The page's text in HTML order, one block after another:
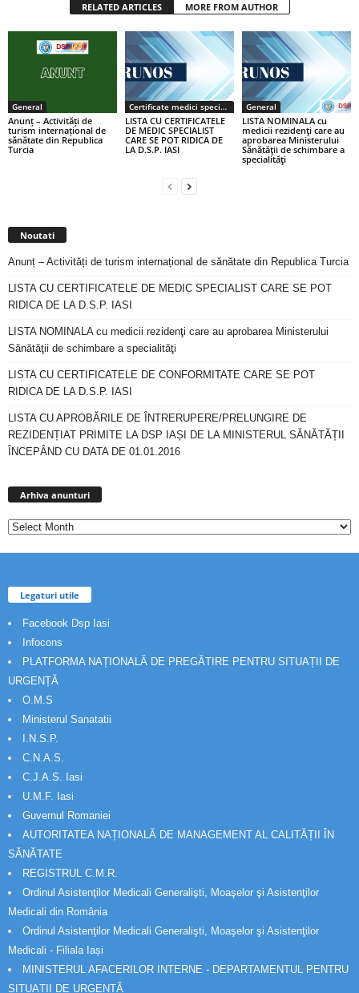
RELATED ARTICLES MORE FROM AUTHOR
General
Anunț – Activități de
turism internațional de
sănătate din Republica
Turcia
Certificate medici specialiști / primari
LISTA CU CERTIFICATELE
DE MEDIC SPECIALIST
CARE SE POT RIDICA DE
LA D.S.P. IASI
General
LISTA NOMINALA cu
medicii rezidenţi care au
aprobarea Ministerului
Sănătăţii de schimbare a
specialităţi
Noutati
Anunț – Activități de turism internațional de sănătate din Republica Turcia
LISTA CU CERTIFICATELE DE MEDIC SPECIALIST CARE SE POT
RIDICA DE LA D.S.P. IASI
LISTA NOMINALA cu medicii rezidenţi care au aprobarea Ministerului
Sănătăţii de schimbare a specialităţi
LISTA CU CERTIFICATELE DE CONFORMITATE CARE SE POT
RIDICA DE LA D.S.P. IASI
LISTA CU APROBĂRILE DE ÎNTRERUPERE/PRELUNGIRE DE
REZIDENȚIAT PRIMITE LA DSP IAȘI DE LA MINISTERUL SĂNĂTĂȚII
ÎNCEPÂND CU DATA DE 01.01.2016
Arhiva anunturi
Legaturi utile
Facebook Dsp Iasi
Infocons
PLATFORMA NAȚIONALĂ DE PREGĂTIRE PENTRU SITUAȚII DE
URGENȚĂ
O.M.S
Ministerul Sanatatii
I.N.S.P.
C.N.A.S.
C.J.A.S. Iasi
U.M.F. Iasi
Guvernul Romaniei
AUTORITATEA NAȚIONALĂ DE MANAGEMENT AL CALITĂȚII ÎN
SĂNĂTATE
REGISTRUL C.M.R.
Ordinul Asistenţilor Medicali Generalişti, Moaşelor şi Asistenţilor
Medicali din România
Ordinul Asistenţilor Medicali Generalişti, Moaşelor şi Asistenţilor
Medicali - Filiala Iași
MINISTERUL AFACERILOR INTERNE - DEPARTAMENTUL PENTRU
SITUAȚII DE URGENȚĂ